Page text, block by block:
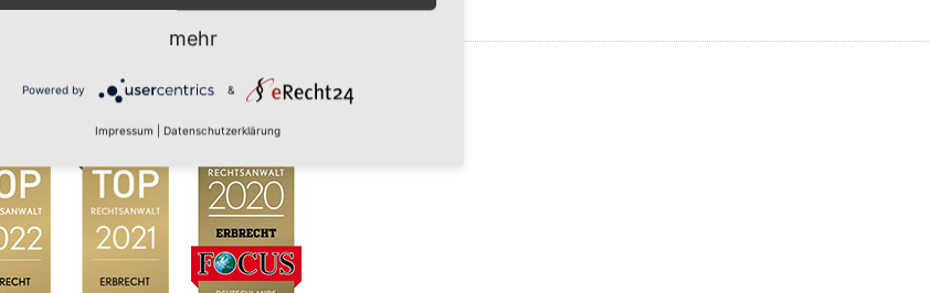
mehr
Powered by &
Impressum Datenschutzerklärung